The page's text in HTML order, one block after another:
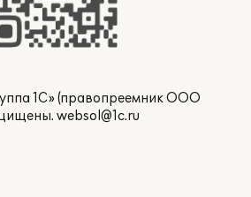
1С» (правопреемник ООО
websol@1c.ru